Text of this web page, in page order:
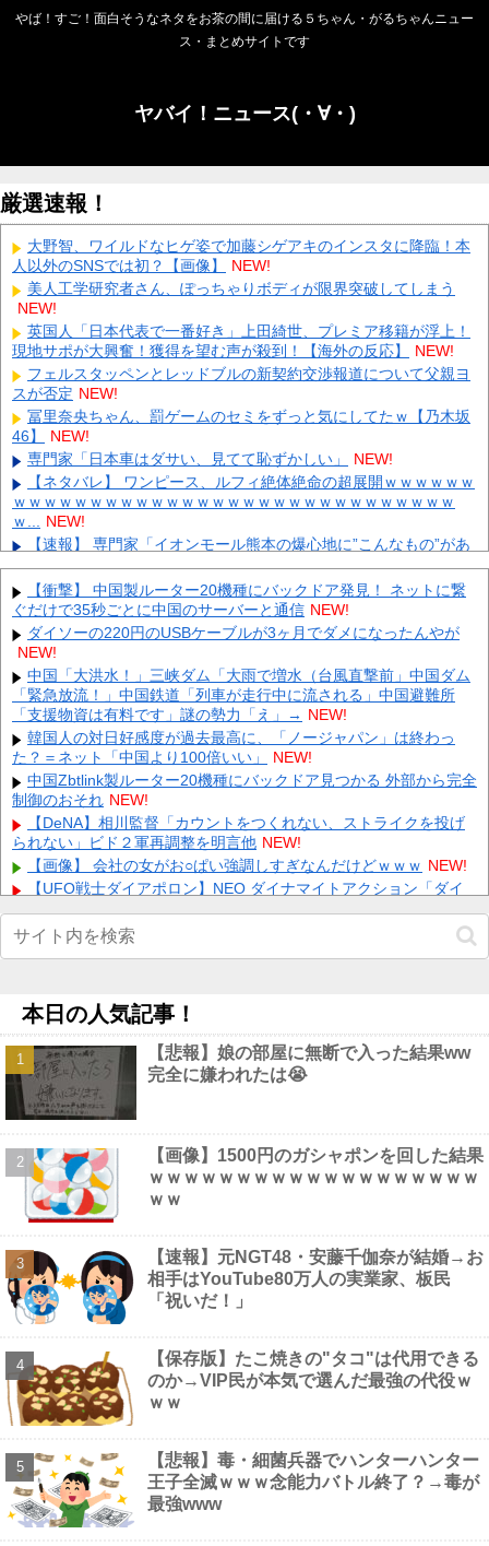
やば！すご！面白そうなネタをお茶の間に届ける５ちゃん・がるちゃんニュー
ス・まとめサイトです
ヤバイ！ニュース(・∀・)
厳選速報！
大野智、ワイルドなヒゲ姿で加藤シゲアキのインスタに降臨！本
人以外のSNSでは初？【画像】
NEW!
美人工学研究者さん、ぽっちゃりボディが限界突破してしまう
NEW!
英国人「日本代表で一番好き」上田綺世、プレミア移籍が浮上！
現地サポが大興奮！獲得を望む声が殺到！【海外の反応】
NEW!
フェルスタッペンとレッドブルの新契約交渉報道について父親ヨ
スが否定 NEW!
冨里奈央ちゃん、罰ゲームのセミをずっと気にしてたｗ【乃木坂
46】
NEW!
専門家「日本車はダサい、見てて恥ずかしい」
NEW!
【ネタバレ】 ワンピース、ルフィ絶体絶命の超展開ｗｗｗｗｗｗ
ｗｗｗｗｗｗｗｗｗｗｗｗｗｗｗｗｗｗｗｗｗｗｗｗｗｗｗｗｗ
ｗ... NEW!
【速報】 専門家「イオンモール熊本の爆心地に”こんなもの”があ
ったんだけど…」 NEW!
【画像】れなぁとぞのの制服姿がエロ過ぎる！【守屋麗奈・大園
玲】【櫻坂46】 他 NEW!
乃木坂で一番顔がエロい子ｗｗｗｗｗｗｗｗｗｗｗｗｗｗｗｗｗ
ｗｗ 他
【にじさんじ】笹木「本日から1週間ほど里に帰省してくるやよ
～。久々に京都満喫してくるっ！」 他 NEW!
【募】アゲインガチャでチャレンジ一択の民が続々集結！？ 他
NEW!
元TBSアナ 山本里奈離婚 他 NEW!
【画像】 真夏日のプール、ガチで最高すぎｗｗｗｗｗｗｗｗｗｗ
NEW!
内田梨瑚受刑者「社会に戻りたいです」 NEW!
Powered by livedoor 相互RSS
【衝撃】 中国製ルーター20機種にバックドア発見！ ネットに繋
ぐだけで35秒ごとに中国のサーバーと通信 NEW!
ダイソーの220円のUSBケーブルが3ヶ月でダメになったんやが
NEW!
中国「大洪水！」三峡ダム「大雨で増水（台風直撃前」中国ダム
「緊急放流！」中国鉄道「列車が走行中に流される」中国避難所
「支援物資は有料です」謎の勢力「え」→ NEW!
韓国人の対日好感度が過去最高に、「ノージャパン」は終わっ
た？＝ネット「中国より100倍いい」
NEW!
中国Zbtlink製ルーター20機種にバックドア見つかる 外部から完全
制御のおそれ NEW!
【DeNA】相川監督「カウントをつくれない、ストライクを投げ
られない」ビド２軍再調整を明言他 NEW!
【画像】 会社の女がお○ぱい強調しすぎなんだけどｗｗｗ NEW!
【UFO戦士ダイアポロン】NEO ダイナマイトアクション「ダイ
NEW!
【画像】 アイナジエンドさん、お尻が性的すぎた件ｗｗｗｗｗｗ
NEW!
【画像】 本田紗来さん、とうとうお姉ちゃんより巨乳化してしま
うｗｗｗｗｗｗ
NEW!
海外「日本なんて行くんじゃなかった…」 日本を知ってしまった
ディズニー信者、帰国後『本家』に失望する事態に他
ペレスとキャデラックF1の契約は2026年の1年のみ、2027年に向
【画像】 靴屋の女子店員さん、お尻の割れ目ががっつり出てしま
うｗｗｗｗｗｗｗ
NEW!
【画像】 セクシー女優・谷原希美、ナマ乳が最高にヌケるぞ
NEW!
本日の人気記事！
【悲報】娘の部屋に無断で入った結果ww
完全に嫌われたは😭
【画像】1500円のガシャポンを回した結果
ｗｗｗｗｗｗｗｗｗｗｗｗｗｗｗｗｗｗｗ
ｗｗ
【速報】元NGT48・安藤千伽奈が結婚→お
相手はYouTube80万人の実業家、板民
「祝いだ！」
【保存版】たこ焼きの"タコ"は代用できる
のか→VIP民が本気で選んだ最強の代役ｗ
ｗｗ
【悲報】毒・細菌兵器でハンターハンター
王子全滅ｗｗｗ念能力バトル終了？→毒が
最強www